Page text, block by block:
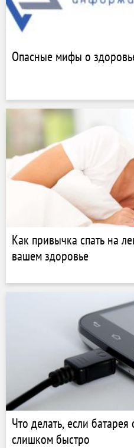
Опасные мифы о
Как привычка спать на
вашем здоровье
Что делать, если
слишком быстро